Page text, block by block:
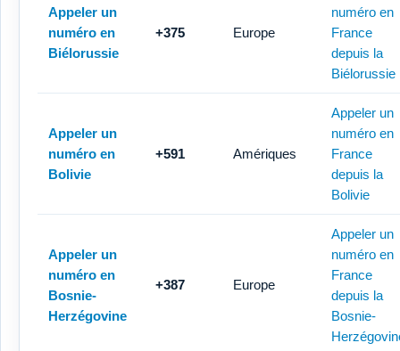
Appeler un
numéro en
Biélorussie
+375 Europe
numéro en
France
depuis la
Biélorussie
Appeler un
numéro en
Bolivie
+591 Amériques
Appeler un
numéro en
France
depuis la
Bolivie
Appeler un
numéro en
Bosnie-
Herzégovine
+387 Europe
Appeler un
numéro en
France
depuis la
Bosnie-